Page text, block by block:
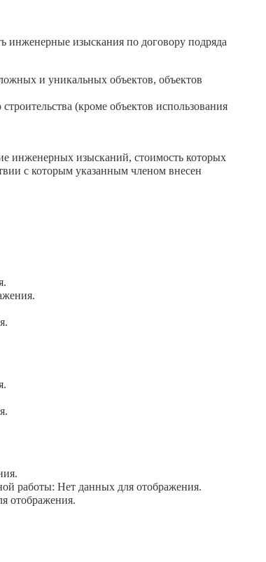
инженерные изыскания по договору подряда
и уникальных объектов, объектов
(кроме объектов использования
инженерных изысканий, стоимость которых
с которым указанным членом внесен
работы: Нет данных для отображения.
отображения.